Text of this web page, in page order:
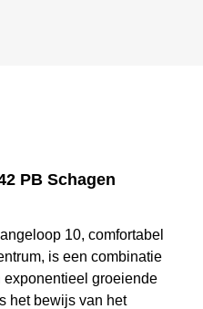
PB Schagen
10, comfortabel
is een combinatie
exponentieel groeiende
het bewijs van het